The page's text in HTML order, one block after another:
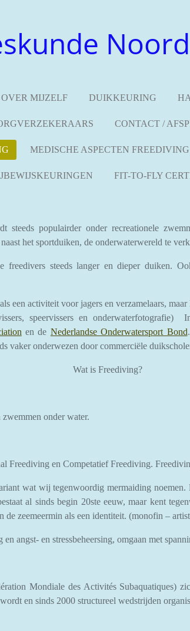
OVER MIJZELF DUIKKEURING
CONTACT /
MEDISCHE ASPECTEN FREEDIVING
FIT-TO-FLY
steeds populairder onder recreationele
het sportduiken, de onderwaterwereld te
steeds langer en dieper duiken.
een activiteit voor jagers en verzamelaars,
speervissers en onderwaterfotografie)
en de Nederlandse Onderwatersport Bond
vaker onderwezen door commerciële
Wat is Freediving?
onder water.
Freediving en Competatief Freediving.
wat wij tegenwoordig mermaiding
al sinds begin 20ste eeuw, maar kent
de zeemeermin als een identiteit. (monofin –
angst- en stressbeheersing, omgaan met
ération Mondiale des Activités Subaquatiques)
en sinds 2000 structureel wedstrijden